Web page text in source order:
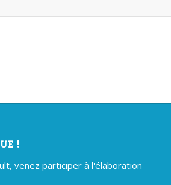
!
venez participer à l'élaboration